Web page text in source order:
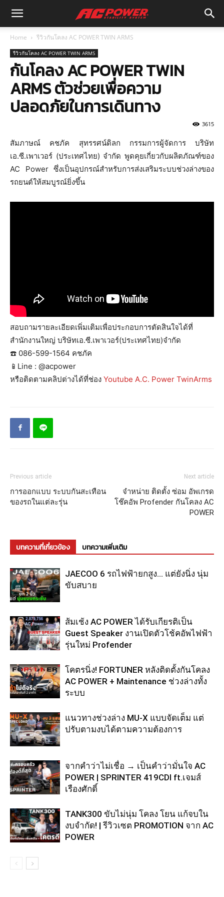
Home รีวิวกันโคลง AC POWER TWIN ARMS
รีวิวกันโคลง AC POWER TWIN ARMS
กันโคลง AC POWER TWIN
ARMS ตัวช่วยเพื่อความ
ปลอดภัยในการเดินทาง
3615
สัมภาษณ์ คชภัค สุทรรศน์ดิลก กรรมการผู้จัดการ บริษัท
เอ.ซี.เพาเวอร์ (ประเทศไทย) จำกัด พูดคุยเกี่ยวกับผลิตภัณฑ์ของ
AC Power ซึ่งเป็นอุปกรณ์สำหรับการส่งเสริมระบบช่วงล่างของ
รถยนต์ให้สมบูรณ์ยิ่งขึ้น
สอบถามรายละเอียดเพิ่มเติมเพื่อประกอบการตัดสินใจได้ที่
สำนักงานใหญ่ บริษัทเอ.ซี.เพาเวอร์(ประเทศไทย)จำกัด
☎️ 086-599-1564 คชภัค
📱Line : @acpower
หรือติดตามคลิปต่างได้ที่ช่อง Youtube A.C. Power TwinArms
Previous article
การออกแบบ ระบบกันสะเทือน
ของรถในแต่ละรุ่น
Next article
จำหน่าย ติดตั้ง ซ่อม อัพเกรด
โช๊คอัพ Profender กันโคลง AC
POWER
บทความที่เกี่ยวข้อง บทความเพิ่มเติม
JAECOO 6 รถไฟฟ้ายกสูง… แต่ยังนิ่ง นุ่ม
ขับสบาย
ส้มเช้ง AC POWER ได้รับเกียรติเป็น
Guest Speaker งานเปิดตัวโช้คอัพไฟฟ้า
รุ่นใหม่ Profender
โคตรนิ่ง! FORTUNER หลังติดตั้งกันโคลง
AC POWER + Maintenance ช่วงล่างทั้ง
ระบบ
แนวทางช่วงล่าง MU-X แบบจัดเต็ม แต่
ปรับตามงบได้ตามความต้องการ
จากคำว่าไม่เชื่อ → เป็นคำว่ามั่นใจ AC
POWER | SPRINTER 419CDI ft.เจมส์
เรืองศักดิ์
TANK300 ขับไม่นุ่ม โคลง โยน แก้จบใน
งบจำกัด! | รีวิวเซต PROMOTION จาก AC
POWER